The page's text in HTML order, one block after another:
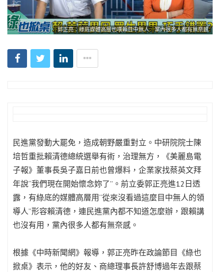
郭正亮：綠底媒體高層也嘆賴目中無人 黨內很多人都有無奈感
民進黨發動大罷免，造成朝野嚴重對立。中研院院士陳
培哲重批賴清德總統選舉有術，治理無方，《美麗島電
子報》董事長吳子嘉日前也曾爆料，企業家找蔡英文拜
年說“我們現在開始懷念妳了”。前立委郭正亮進12日透
露，有綠底的媒體高層用“從來沒看過這麼目中無人的領
導人”形容賴清德，連民進黨內都不知道怎麼辦，跟賴講
也沒有用，黨內很多人都有無奈感。
根據《中時新聞網》報導，郭正亮昨在政論節目《綠也
掀桌》表示，他的好友、商總理事長許舒博過年去跟蔡